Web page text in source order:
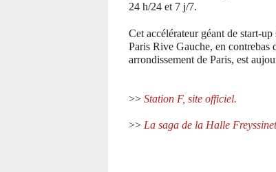
24 h/24 et 7 j/7.
Cet accélérateur géant de start-
Paris Rive Gauche, en
arrondissement de Paris, est
>> Station F, site officiel.
>> La saga de la Halle